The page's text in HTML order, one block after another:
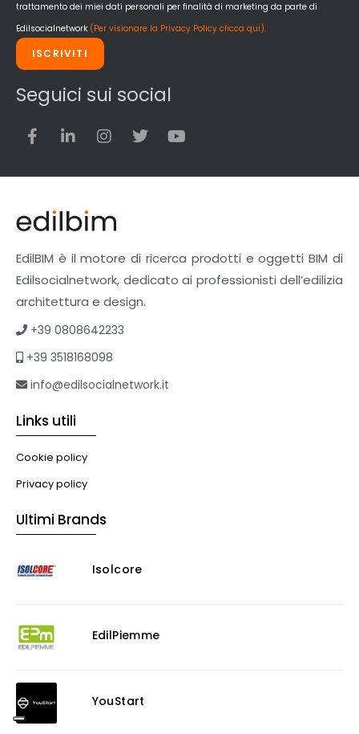
trattamento dei miei dati personali per finalità di marketing da parte di
Edilsocialnetwork (Per visionare la Privacy Policy clicca qui).
ISCRIVITI
Seguici sui social
EdilBIM è il motore di ricerca prodotti e oggetti BIM di
Edilsocialnetwork, dedicato ai professionisti dell’edilizia
architettura e design.
+39 0808642233
+39 3518168098
info@edilsocialnetwork.it
Links utili
Cookie policy
Privacy policy
Ultimi Brands
Isolcore
EdilPiemme
YouStart